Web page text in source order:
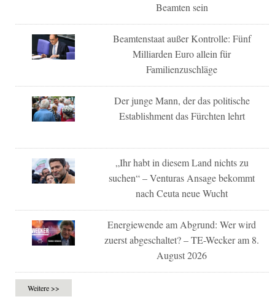
Beamten sein
Beamtenstaat außer Kontrolle: Fünf
Milliarden Euro allein für
Familienzuschläge
Der junge Mann, der das politische
Establishment das Fürchten lehrt
„Ihr habt in diesem Land nichts zu
suchen“ – Venturas Ansage bekommt
nach Ceuta neue Wucht
Energiewende am Abgrund: Wer wird
zuerst abgeschaltet? – TE-Wecker am 8.
August 2026
Weitere >>